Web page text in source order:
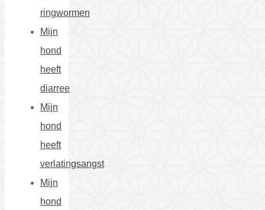
ringwormen
Mijn
hond
heeft
diarree
Mijn
hond
heeft
verlatingsangst
Mijn
hond